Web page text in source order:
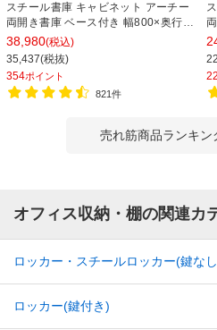
スチール書庫 キャビネット アーチー
両開き書庫 ベース付き 幅800×奥行
400×高さ1850mm
38,980(税込)
35,437(税抜)
354ポイント
821件
売れ筋商品ランキン
オフィス収納・棚の関連カ
ロッカー・スチールロッカー(鍵な
ロッカー(鍵付き)